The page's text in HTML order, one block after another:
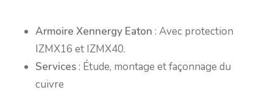
Armoire Xennergy Eaton : Avec protection
IZMX16 et IZMX40.
Services : Étude, montage et façonnage du
cuivre